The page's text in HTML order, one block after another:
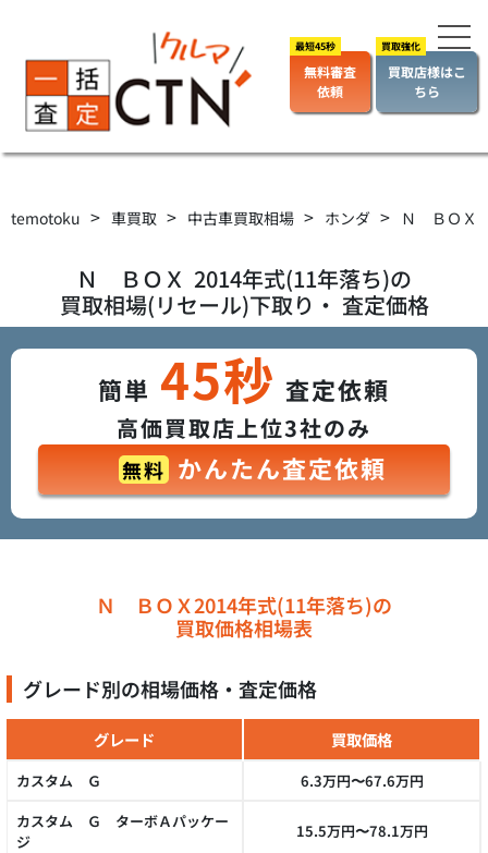
無料審査
依頼
買取店様はこ
ちら
temotoku > 車買取 > 中古車買取相場 > ホンダ > Ｎ ＢＯＸ
Ｎ ＢＯＸ 2014年式(11年落ち)の
買取相場(リセール)下取り・ 査定価格
簡単 45秒 査定依頼
高価買取店上位3社のみ
無料 かんたん査定依頼
Ｎ ＢＯＸ2014年式(11年落ち)の
買取価格相場表
グレード別の相場価格・査定価格
グレード 買取価格
カスタム Ｇ
6.3万円〜67.6万円
カスタム Ｇ ターボＡパッケー
ジ
15.5万円〜78.1万円